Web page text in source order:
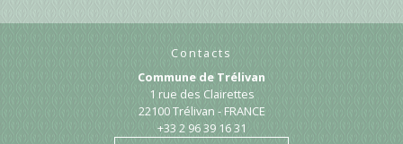
Contacts
Commune de Trélivan
1 rue des Clairettes
22100 Trélivan - FRANCE
+33 2 96 39 16 31